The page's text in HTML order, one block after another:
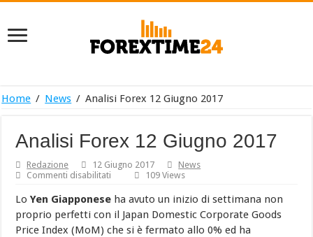
Home / News / Analisi Forex 12 Giugno 2017
Analisi Forex 12 Giugno 2017
Redazione 12 Giugno 2017
News
Commenti disabilitati
Forex
12
Giugno
2017
109 Views
LoYen Giapponese ha avuto un inizio di settimana non
proprio perfetti con il Japan Domestic Corporate Goods
Price Index (MoM) che si è fermato allo 0% ed ha